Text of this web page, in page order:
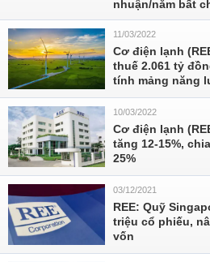
nhuận/năm bất
11/03/2022
Cơ điện lạnh
thuế 2.061 tỷ
tính mảng năng
10/03/2022
Cơ điện lạnh
tăng 12-15%,
25%
03/12/2021
REE: Quỹ
triệu cổ phiếu,
vốn